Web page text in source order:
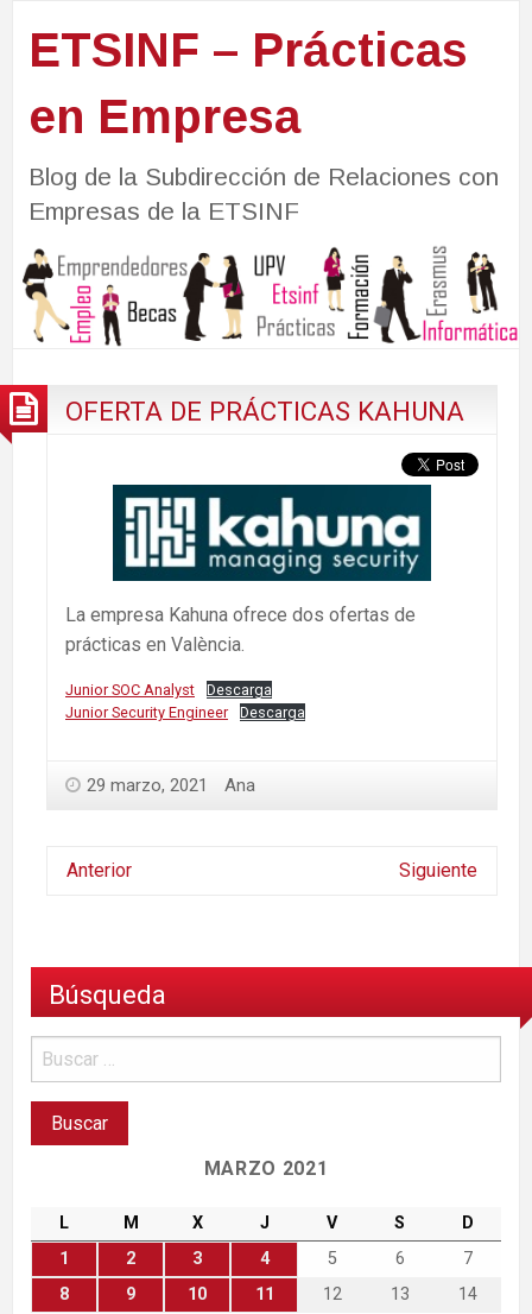
ETSINF – Prácticas
en Empresa
Blog de la Subdirección de Relaciones con
Empresas de la ETSINF
OFERTA DE PRÁCTICAS KAHUNA
La empresa Kahuna ofrece dos ofertas de
prácticas en València.
Junior SOC Analyst
Descarga
Junior Security Engineer
Descarga
29 marzo, 2021 Ana
Anterior Siguiente
Búsqueda
MARZO 2021
L M X J V S
D
1
2 3 4 5 6
7
8
9 10 11 12 13
14